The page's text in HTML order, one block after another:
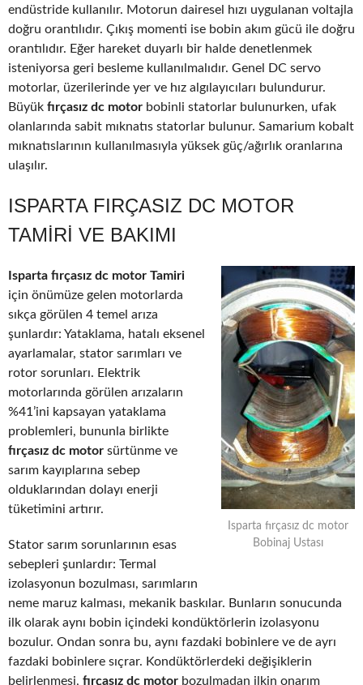
endüstride kullanılır. Motorun dairesel hızı uygulanan voltajla
doğru orantılıdır. Çıkış momenti ise bobin akım gücü ile doğru
orantılıdır. Eğer hareket duyarlı bir halde denetlenmek
isteniyorsa geri besleme kullanılmalıdır. Genel DC servo
motorlar, üzerilerinde yer ve hız algılayıcıları bulundurur.
Büyük fırçasız dc motor bobinli statorlar bulunurken, ufak
olanlarında sabit mıknatıs statorlar bulunur. Samarium kobalt
mıknatıslarının kullanılmasıyla yüksek güç/ağırlık oranlarına
ulaşılır.
ISPARTA FIRÇASIZ DC MOTOR
TAMIRI VE BAKIMI
Isparta fırçasız dc motor
Bobinaj Ustası
Isparta fırçasız dc motor Tamiri
için önümüze gelen motorlarda
sıkça görülen 4 temel arıza
şunlardır: Yataklama, hatalı eksenel
ayarlamalar, stator sarımları ve
rotor sorunları. Elektrik
motorlarında görülen arızaların
%41’ini kapsayan yataklama
problemleri, bununla birlikte
fırçasız dc motor sürtünme ve
sarım kayıplarına sebep
olduklarından dolayı enerji
tüketimini artırır.
Stator sarım sorunlarının esas
sebepleri şunlardır: Termal
izolasyonun bozulması, sarımların
neme maruz kalması, mekanik baskılar. Bunların sonucunda
ilk olarak aynı bobin içindeki kondüktörlerin izolasyonu
bozulur. Ondan sonra bu, aynı fazdaki bobinlere ve de ayrı
fazdaki bobinlere sıçrar. Kondüktörlerdeki değişiklerin
belirlenmesi, fırçasız dc motor bozulmadan ilkin onarım